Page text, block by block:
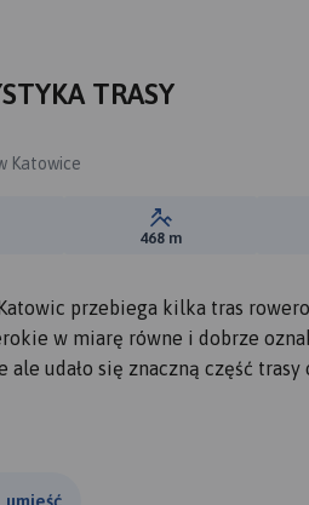
TRASY
Katowice
trasy: Suma przewyższeń:
468 m
przebiega kilka tras
w miarę równe i dobrze
udało się znaczną część